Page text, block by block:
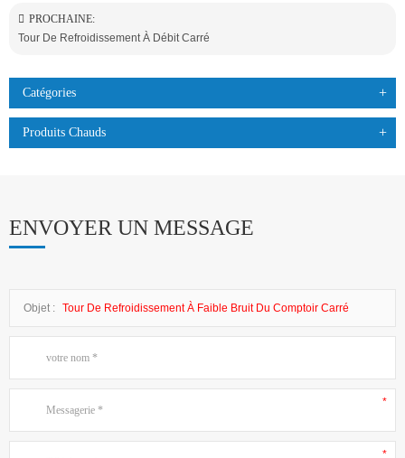
PROCHAINE:
Tour De Refroidissement À Débit Carré
Catégories
Produits Chauds
ENVOYER UN MESSAGE
Objet : Tour De Refroidissement À Faible Bruit Du Comptoir Carré